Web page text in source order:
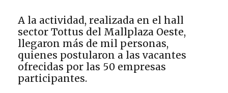
A la actividad, realizada en el hall
sector Tottus del Mallplaza Oeste,
llegaron más de mil personas,
quienes postularon a las vacantes
ofrecidas por las 50 empresas
participantes.